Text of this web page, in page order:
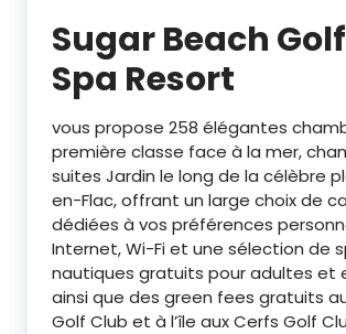
Sugar Beach
Spa Resort
vous propose 258 élégantes
première classe face à la mer,
suites Jardin le long de la célèbre
en-Flac, offrant un large choix de
dédiées à vos préférences
Internet, Wi-Fi et une sélection de
nautiques gratuits pour adultes et
ainsi que des green fees gratuits
Golf Club et à l’île aux Cerfs Golf